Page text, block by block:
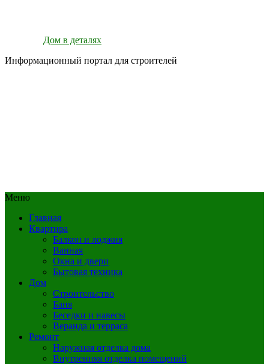
Дом в деталях
Информационный портал для строителей
Меню
Главная
Квартира
Балкон и лоджия
Ванная
Окна и двери
Бытовая техника
Дом
Строительство
Баня
Беседки и навесы
Веранда и терраса
Ремонт
Наружная отделка дома
Внутренняя отделка помещений